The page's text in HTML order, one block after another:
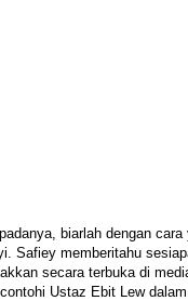
biarlah dengan cara
Safiey memberitahu
secara terbuka di
Ustaz Ebit Lew dalam